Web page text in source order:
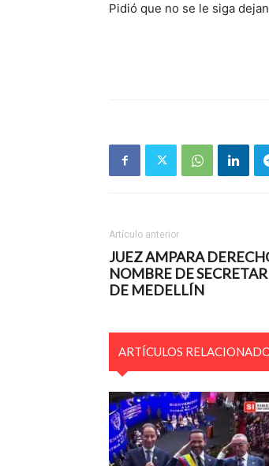
Pidió que no se le siga
Artículo anterior
JUEZ AMPARA
NOMBRE DE
DE MEDELLÍN
ARTÍCULOS